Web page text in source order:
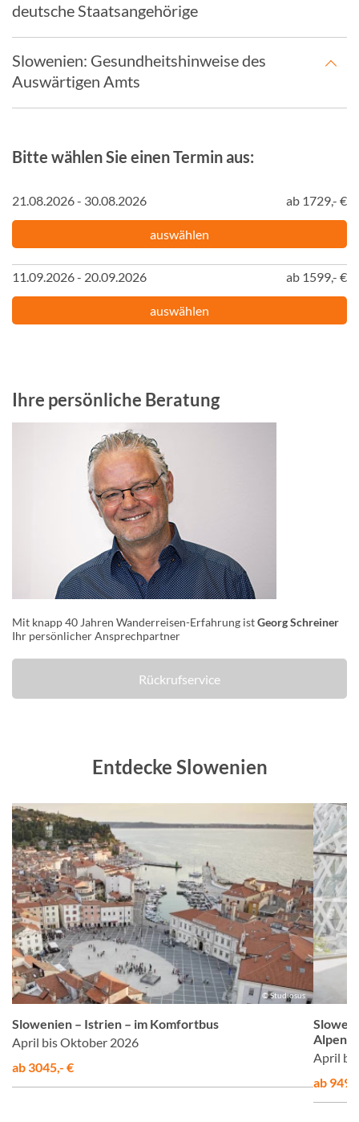
deutsche Staatsangehörige
Slowenien: Gesundheitshinweise des
Auswärtigen Amts
Bitte wählen Sie einen Termin aus:
21.08.2026 - 30.08.2026 ab 1729,- €
auswählen
11.09.2026 - 20.09.2026 ab 1599,- €
auswählen
Ihre persönliche Beratung
Mit knapp 40 Jahren Wanderreisen-Erfahrung istGeorg Schreiner
Ihr persönlicher Ansprechpartner
Rückrufservice
Entdecke Slowenien
© Studiosus
Slowenien – Istrien – im Komfortbus
April bis Oktober 2026
ab 3045,- €
Alpen
April
ab